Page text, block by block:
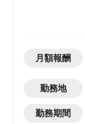
月額報酬
勤務地
勤務期間